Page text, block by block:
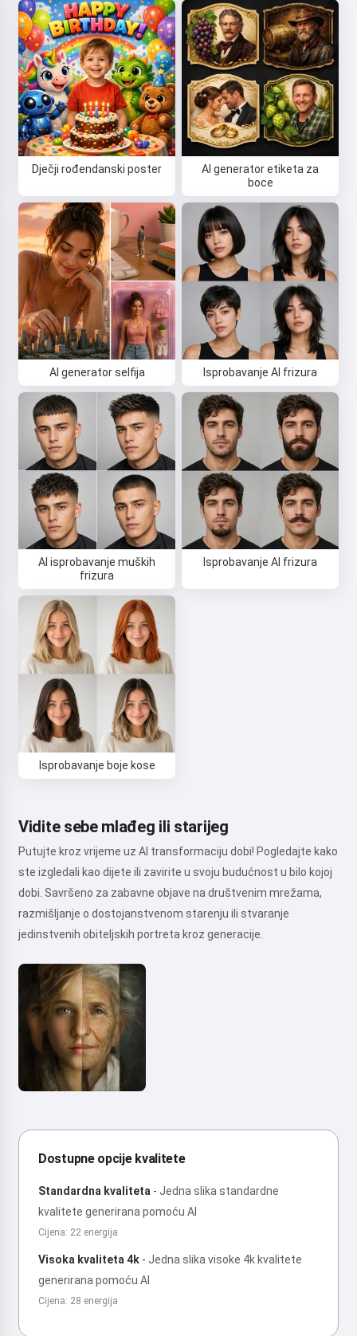
Dječji rođendanski poster
AI generator etiketa za
boce
AI generator selfija Isprobavanje AI frizura
AI isprobavanje muških
frizura
Isprobavanje AI frizura
Isprobavanje boje kose
Vidite sebe mlađeg ili starijeg
Putujte kroz vrijeme uz AI transformaciju dobi! Pogledajte kako
ste izgledali kao dijete ili zavirite u svoju budućnost u bilo kojoj
dobi. Savršeno za zabavne objave na društvenim mrežama,
razmišljanje o dostojanstvenom starenju ili stvaranje
jedinstvenih obiteljskih portreta kroz generacije.
Dostupne opcije kvalitete
Standardna kvaliteta - Jedna slika standardne
kvalitete generirana pomoću AI
Cijena: 22 energija
Visoka kvaliteta 4k - Jedna slika visoke 4k kvalitete
generirana pomoću AI
Cijena: 28 energija